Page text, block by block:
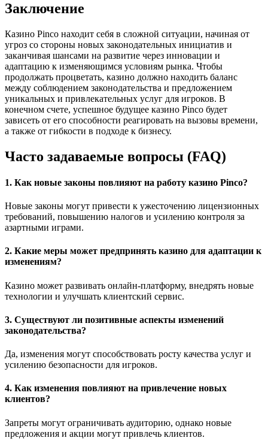
Заключение
Казино Pinco находит себя в сложной ситуации, начиная от
угроз со стороны новых законодательных инициатив и
заканчивая шансами на развитие через инновации и
адаптацию к изменяющимся условиям рынка. Чтобы
продолжать процветать, казино должно находить баланс
между соблюдением законодательства и предложением
уникальных и привлекательных услуг для игроков. В
конечном счете, успешное будущее казино Pinco будет
зависеть от его способности реагировать на вызовы времени,
а также от гибкости в подходе к бизнесу.
Часто задаваемые вопросы (FAQ)
1. Как новые законы повлияют на работу казино Pinco?
Новые законы могут привести к ужесточению лицензионных
требований, повышению налогов и усилению контроля за
азартными играми.
2. Какие меры может предпринять казино для адаптации к
изменениям?
Казино может развивать онлайн-платформу, внедрять новые
технологии и улучшать клиентский сервис.
3. Существуют ли позитивные аспекты изменений
законодательства?
Да, изменения могут способствовать росту качества услуг и
усилению безопасности для игроков.
4. Как изменения повлияют на привлечение новых
клиентов?
Запреты могут ограничивать аудиторию, однако новые
предложения и акции могут привлечь клиентов.